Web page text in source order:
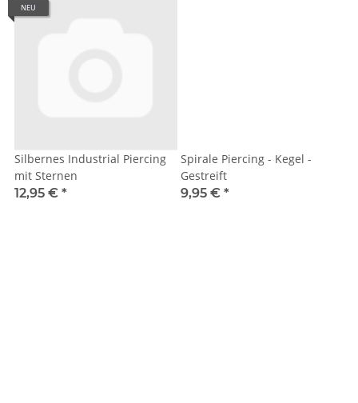
NEU
Silbernes Industrial Piercing
mit Sternen
12,95 € *
Spirale Piercing - Kegel -
Gestreift
9,95 € *